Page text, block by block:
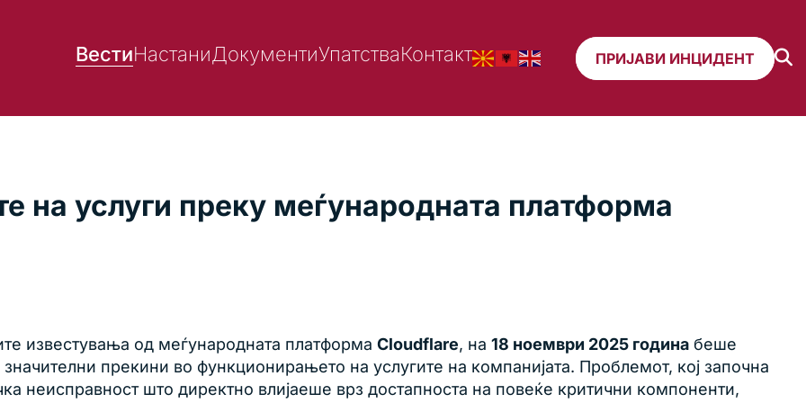
ВестиНастаниДокументиУпатстваКонтакт ПРИЈАВИ ИНЦИДЕНТ
услуги преку меѓународната платформа
известувања од меѓународната платформа Cloudflare, на 18 ноември 2025 година беше
прекини во функционирањето на услугите на компанијата. Проблемот, кој започна
неисправност што директно влијаеше врз достапноста на повеќе критични компоненти,